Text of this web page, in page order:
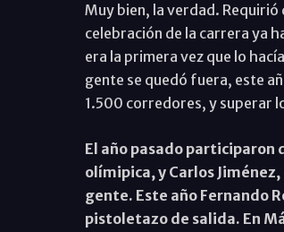
Muy bien, la verdad.
celebración de la carrera ya
era la primera vez que lo
gente se quedó fuera, este
1.500 corredores, y superar
El año pasado participaron
olímipica, y Carlos
gente. Este año Fernando
pistoletazo de salida. En